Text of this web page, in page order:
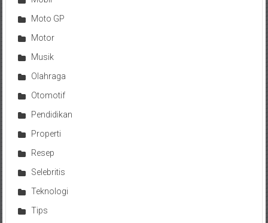
Moto GP
Motor
Musik
Olahraga
Otomotif
Pendidikan
Properti
Resep
Selebritis
Teknologi
Tips